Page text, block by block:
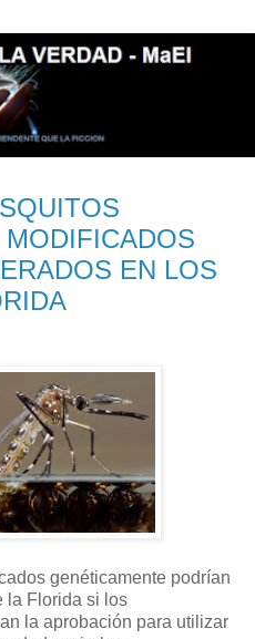
EN LOS
genéticamente podrían
la Florida si los
la aprobación para utilizar